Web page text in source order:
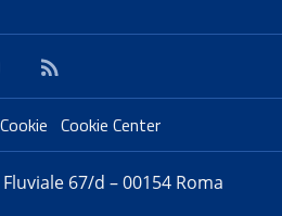
Cookie Center
67/d – 00154 Roma